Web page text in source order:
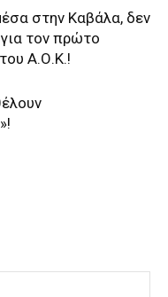
στην Καβάλα, δεν
για τον πρώτο
Α.Ο.Κ.!